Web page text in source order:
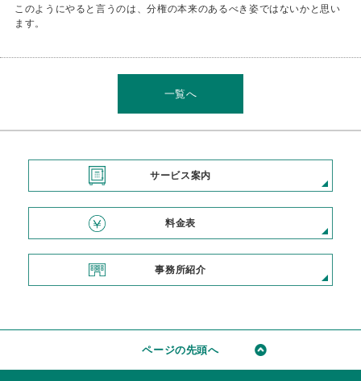
このようにやると言うのは、分権の本来のあるべき姿ではないかと思い
ます。
一覧へ
サービス案内
料金表
事務所紹介
ページの先頭へ